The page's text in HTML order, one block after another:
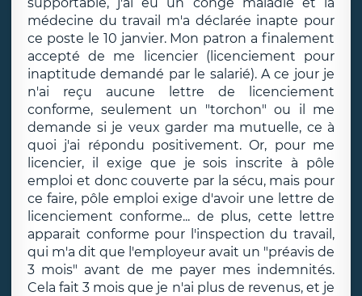
médecine du travail m'a déclarée inapte pour
ce poste le 10 janvier. Mon patron a finalement
accepté de me licencier (licenciement pour
inaptitude demandé par le salarié). A ce jour je
n'ai reçu aucune lettre de licenciement
conforme, seulement un "torchon" ou il me
demande si je veux garder ma mutuelle, ce à
quoi j'ai répondu positivement. Or, pour me
licencier, il exige que je sois inscrite à pôle
emploi et donc couverte par la sécu, mais pour
ce faire, pôle emploi exige d'avoir une lettre de
licenciement conforme... de plus, cette lettre
apparait conforme pour l'inspection du travail,
qui m'a dit que l'employeur avait un "préavis de
3 mois" avant de me payer mes indemnités.
Cela fait 3 mois que je n'ai plus de revenus, et je